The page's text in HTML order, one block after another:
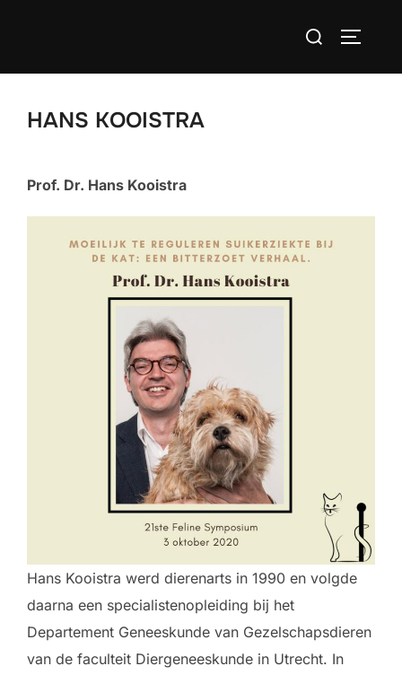
Zoek
HANS KOOISTRA
Prof. Dr. Hans Kooistra
Hans Kooistra werd dierenarts in 1990 en volgde
daarna een specialistenopleiding bij het
Departement Geneeskunde van Gezelschapsdieren
van de faculteit Diergeneeskunde in Utrecht. In